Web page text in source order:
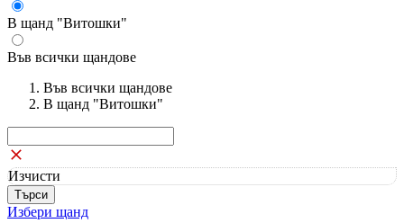
В щанд "Витошки"
Във всички щандове
Във всички щандове
В щанд "Витошки"
Изчисти
Избери щанд